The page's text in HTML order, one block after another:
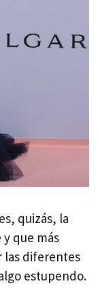
quizás, la
que más
las diferentes
estupendo.